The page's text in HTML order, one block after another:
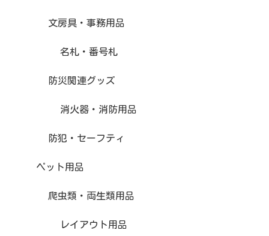
文房具・事務用品
名札・番号札
防災関連グッズ
消火器・消防用品
防犯・セーフティ
ペット用品
爬虫類・両生類用品
レイアウト用品